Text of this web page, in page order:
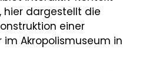
hier dargestellt die
einer
Akropolismuseum in